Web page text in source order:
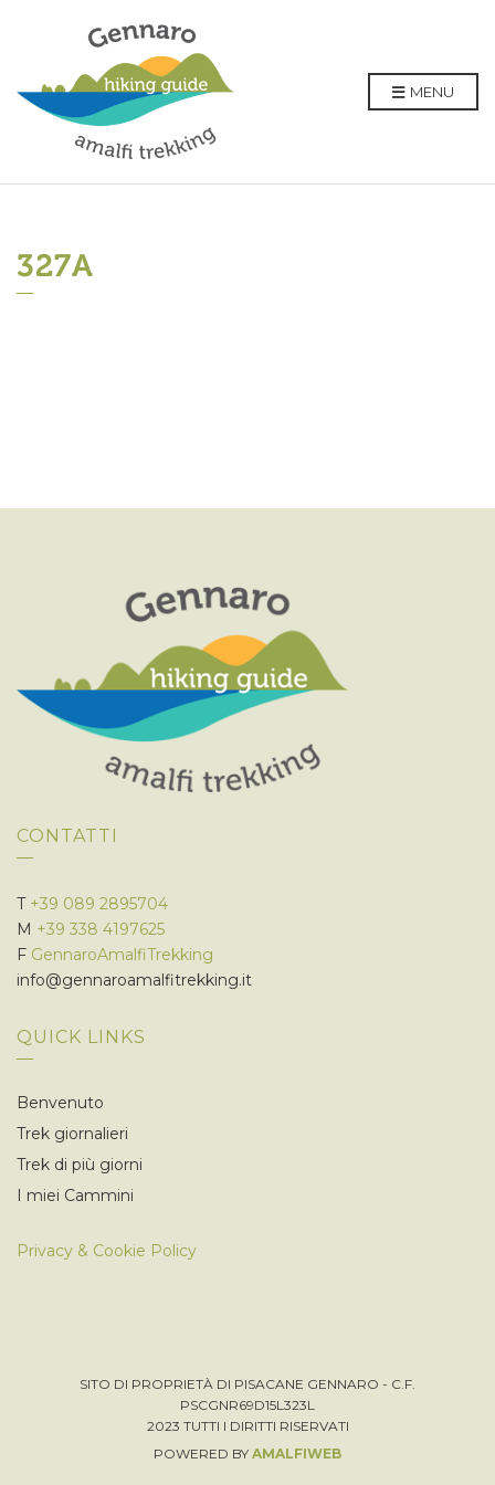
MENU
327A
CONTATTI
T +39 089 2895704
M +39 338 4197625
F GennaroAmalfiTrekking
info@gennaroamalfitrekking.it
QUICK LINKS
Benvenuto
Trek giornalieri
Trek di più giorni
I miei Cammini
Privacy & Cookie Policy
SITO DI PROPRIETÀ DI PISACANE GENNARO - C.F.
PSCGNR69D15L323L
2023 TUTTI I DIRITTI RISERVATI
POWERED BY AMALFIWEB